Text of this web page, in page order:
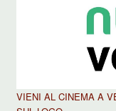
VIENI AL CINEMA A